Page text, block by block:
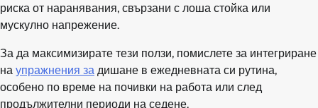
риска от наранявания, свързани с лоша стойка или
мускулно напрежение.
За да максимизирате тези ползи, помислете за интегриране
на упражнения за дишане в ежедневната си рутина,
особено по време на почивки на работа или след
продължителни периоди на седене.